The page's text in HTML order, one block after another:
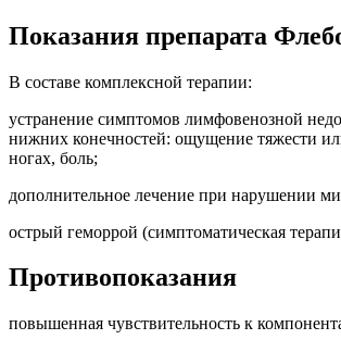
Показания препарата
В составе комплексной терапии:
устранение симптомов лимфовенозной
нижних конечностей: ощущение тяжести
ногах, боль;
дополнительное лечение при нарушении
острый геморрой (симптоматическая
Противопоказания
повышенная чувствительность к